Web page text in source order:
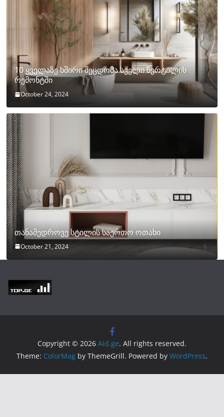
10 ყველაზე ხშირი შეცდომა სველი წერტილის
რემონტში
October 24, 2024
თანამედროვე სტილის საერთო ოთახი
October 21, 2024
Copyright © 2026 Aid.ge. All rights reserved.
Theme: ColorMag by ThemeGrill. Powered by WordPress.